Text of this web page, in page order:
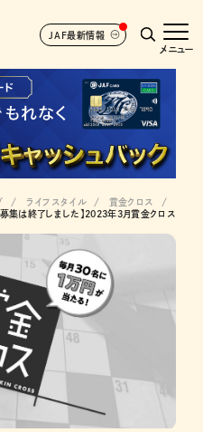
JAF最新情報
メニュー
ライフスタイル
賞金クロス
募集は終了しました】2023年3月賞金クロス